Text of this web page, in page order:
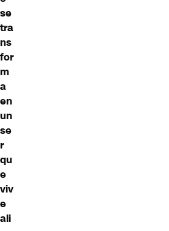
se
tra
ns
for
m
a
en
un
se
r
qu
e
viv
e
ali